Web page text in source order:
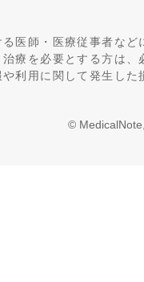
医師・医療従事者な
治療を必要とする方は
利用に関して発生し
©